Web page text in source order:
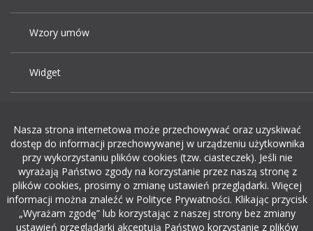
Wzory umów
Widget
Dodaj ogłoszenie o pracę
rekrutacja w it
Nasza strona internetowa może przechowywać oraz uzyskiwać
dostęp do informacji przechowywanej w urządzeniu użytkownika
przy wykorzystaniu plików cookies (tzw. ciasteczek). Jeśli nie
wyrażają Państwo zgody na korzystanie przez naszą stronę z
plików cookies, prosimy o zmianę ustawień przeglądarki. Więcej
informacji można znaleźć w Polityce Prywatności. Klikając przycisk
„Wyrażam zgodę” lub korzystając z naszej strony bez zmiany
ustawień przeglądarki akceptują Państwo korzystanie z plików